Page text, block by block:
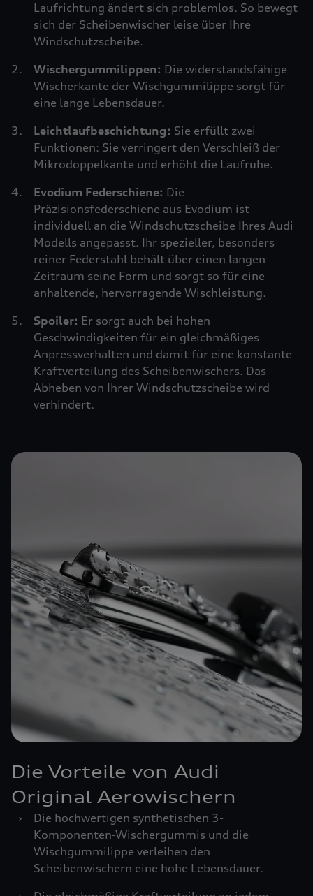
Laufrichtung ändert sich problemlos. So bewegt
sich der Scheibenwischer leise über Ihre
Windschutzscheibe.
Wischergummilippen: Die widerstandsfähige
Wischerkante der Wischgummilippe sorgt für
eine lange Lebensdauer.
Leichtlaufbeschichtung: Sie erfüllt zwei
Funktionen: Sie verringert den Verschleiß der
Mikrodoppelkante und erhöht die Laufruhe.
Evodium Federschiene: Die
Präzisionsfederschiene aus Evodium ist
individuell an die Windschutzscheibe Ihres Audi
Modells angepasst. Ihr spezieller, besonders
reiner Federstahl behält über einen langen
Zeitraum seine Form und sorgt so für eine
anhaltende, hervorragende Wischleistung.
Spoiler: Er sorgt auch bei hohen
Geschwindigkeiten für ein gleichmäßiges
Anpressverhalten und damit für eine konstante
Kraftverteilung des Scheibenwischers. Das
Abheben von Ihrer Windschutzscheibe wird
verhindert.
Die Vorteile von Audi
Original Aerowischern
›
Die hochwertigen synthetischen 3-
Komponenten-Wischergummis und die
Wischgummilippe verleihen den
Scheibenwischern eine hohe Lebensdauer.